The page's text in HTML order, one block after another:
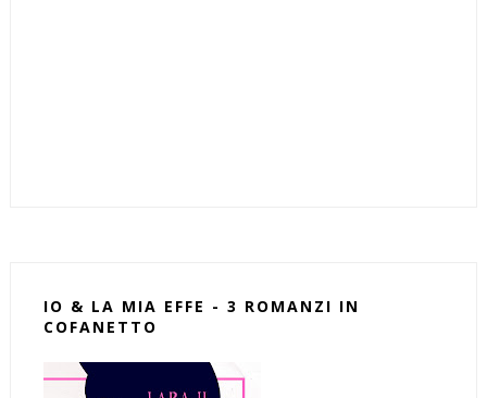
IO & LA MIA EFFE - 3 ROMANZI IN
COFANETTO